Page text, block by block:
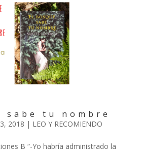
sabe tu nombre
2018 | LEO Y RECOMIENDO
B “-Yo habría administrado la